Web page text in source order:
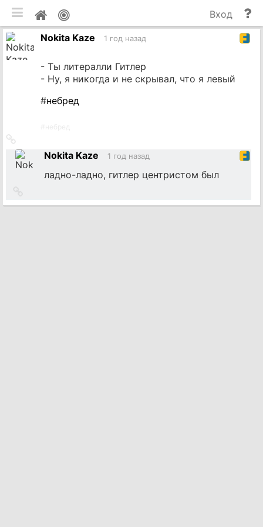
Мой
профиль
и
Вход
Nokita Kaze
1 год назад
- Ты литералли Гитлер
- Ну, я никогда и не скрывал, что я левый
#небред
на
источникNokita Kaze 1 год назад
ладно-ладно, гитлер центристом был
на
мобильная версия